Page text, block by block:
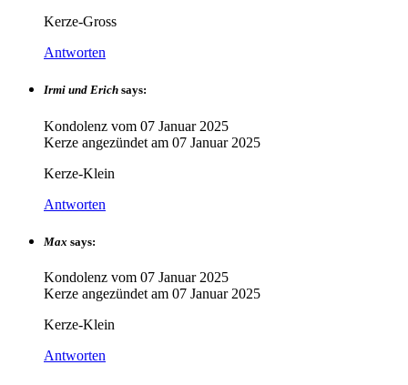
Kerze-Gross
Antworten
Irmi und Erich says:
Kondolenz vom 07 Januar 2025
Kerze angezündet am 07 Januar 2025
Kerze-Klein
Antworten
Max says:
Kondolenz vom 07 Januar 2025
Kerze angezündet am 07 Januar 2025
Kerze-Klein
Antworten